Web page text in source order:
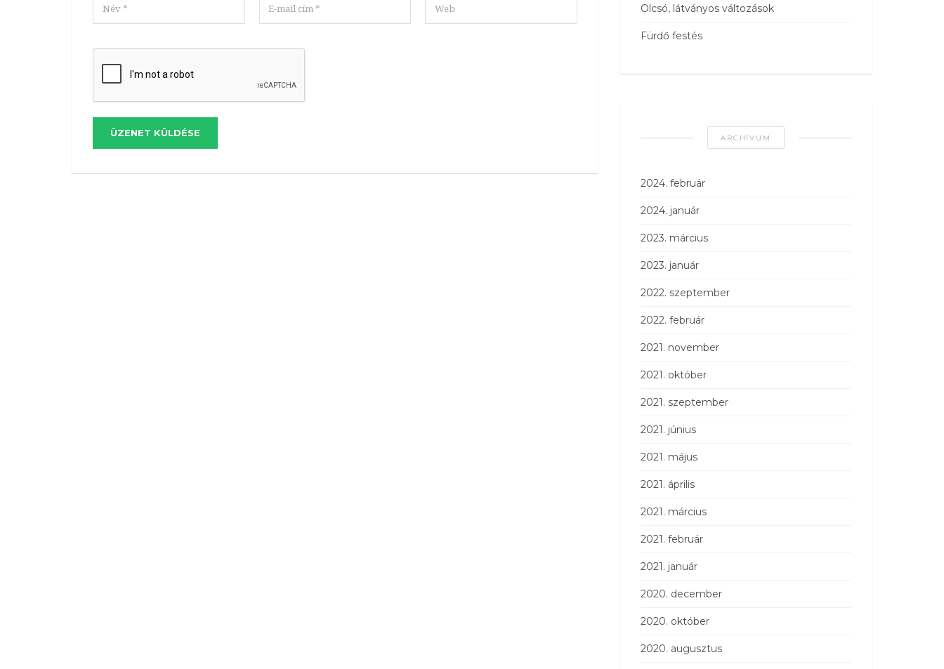
ÜZENET KÜLDÉSE
Olcsó, látványos változások
Fürdő festés
ARCHÍVUM
2024. február
2024. január
2023. március
2023. január
2022. szeptember
2022. február
2021. november
2021. október
2021. szeptember
2021. június
2021. május
2021. április
2021. március
2021. február
2021. január
2020. december
2020. október
2020. augusztus